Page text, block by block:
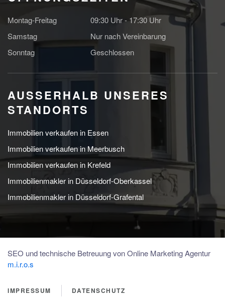
Montag-Freitag
09:30 Uhr - 17:30 Uhr
Samstag
Nur nach Vereinbarung
Sonntag
Geschlossen
AUSSERHALB UNSERES S
TANDORTS
Immobilien verkaufen in Essen
Immobilien verkaufen in Meerbusch
Immobilien verkaufen in Krefeld
Immobilienmakler in Düsseldorf-Oberkassel
Immobilienmakler in Düsseldorf-Grafental
SEO und technische Betreuung von Online Marketing Agentur
m.i.r.o.s
IMPRESSUM DATENSCHUTZ